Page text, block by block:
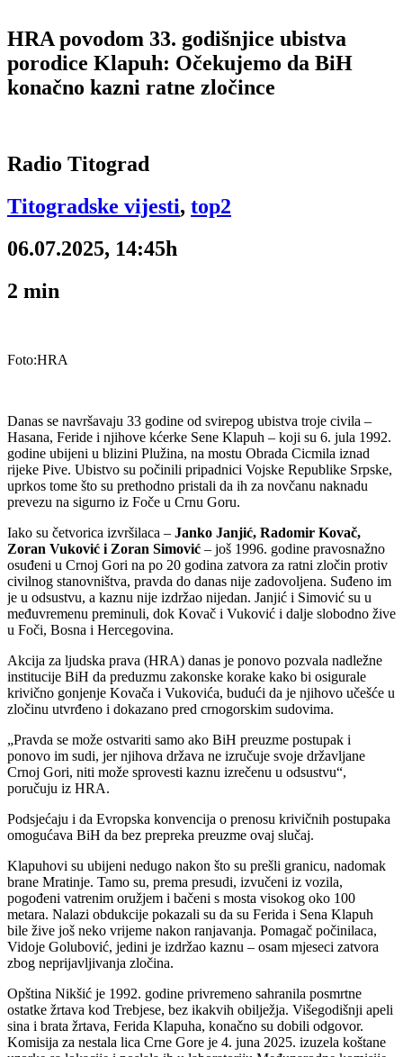
HRA povodom 33. godišnjice ubistva
porodice Klapuh: Očekujemo da BiH
konačno kazni ratne zločince
Radio Titograd
Titogradske vijesti, top2
06.07.2025, 14:45h
2 min
Foto:HRA
Danas se navršavaju 33 godine od svirepog ubistva troje civila –
Hasana, Feride i njihove kćerke Sene Klapuh – koji su 6. jula 1992.
godine ubijeni u blizini Plužina, na mostu Obrada Cicmila iznad
rijeke Pive. Ubistvo su počinili pripadnici Vojske Republike Srpske,
uprkos tome što su prethodno pristali da ih za novčanu naknadu
prevezu na sigurno iz Foče u Crnu Goru.
Iako su četvorica izvršilaca – Janko Janjić, Radomir Kovač,
Zoran Vuković i Zoran Simović – još 1996. godine pravosnažno
osuđeni u Crnoj Gori na po 20 godina zatvora za ratni zločin protiv
civilnog stanovništva, pravda do danas nije zadovoljena. Suđeno im
je u odsustvu, a kaznu nije izdržao nijedan. Janjić i Simović su u
međuvremenu preminuli, dok Kovač i Vuković i dalje slobodno žive
u Foči, Bosna i Hercegovina.
Akcija za ljudska prava (HRA) danas je ponovo pozvala nadležne
institucije BiH da preduzmu zakonske korake kako bi osigurale
krivično gonjenje Kovača i Vukovića, budući da je njihovo učešće u
zločinu utvrđeno i dokazano pred crnogorskim sudovima.
„Pravda se može ostvariti samo ako BiH preuzme postupak i
ponovo im sudi, jer njihova država ne izručuje svoje državljane
Crnoj Gori, niti može sprovesti kaznu izrečenu u odsustvu“,
poručuju iz HRA.
Podsjećaju i da Evropska konvencija o prenosu krivičnih postupaka
omogućava BiH da bez prepreka preuzme ovaj slučaj.
Klapuhovi su ubijeni nedugo nakon što su prešli granicu, nadomak
brane Mratinje. Tamo su, prema presudi, izvučeni iz vozila,
pogođeni vatrenim oružjem i bačeni s mosta visokog oko 100
metara. Nalazi obdukcije pokazali su da su Ferida i Sena Klapuh
bile žive još neko vrijeme nakon ranjavanja. Pomagač počinilaca,
Vidoje Golubović, jedini je izdržao kaznu – osam mjeseci zatvora
zbog neprijavljivanja zločina.
Opština Nikšić je 1992. godine privremeno sahranila posmrtne
ostatke žrtava kod Trebjese, bez ikakvih obilježja. Višegodišnji apeli
sina i brata žrtava, Ferida Klapuha, konačno su dobili odgovor.
Komisija za nestala lica Crne Gore je 4. juna 2025. izuzela koštane